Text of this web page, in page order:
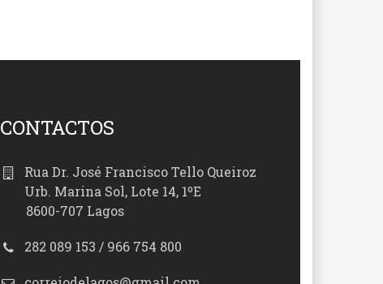
CONTACTOS
Rua Dr. José Francisco Tello Queiroz
Urb. Marina Sol, Lote 14, 1ºE
8600-707 Lagos
282 089 153 / 966 754 800